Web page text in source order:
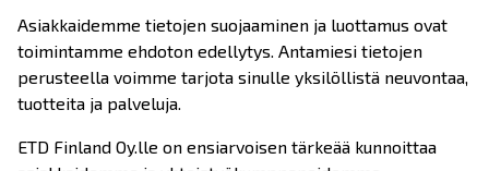
Asiakkaidemme tietojen suojaaminen ja luottamus ovat
toimintamme ehdoton edellytys. Antamiesi tietojen
perusteella voimme tarjota sinulle yksilöllistä neuvontaa,
tuotteita ja palveluja.
ETD Finland Oy.lle on ensiarvoisen tärkeää kunnoittaa